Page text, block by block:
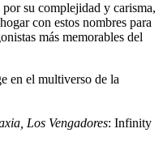
su complejidad y carisma,
con estos nombres para
más memorables del
en el multiverso de la
Los Vengadores: Infinity